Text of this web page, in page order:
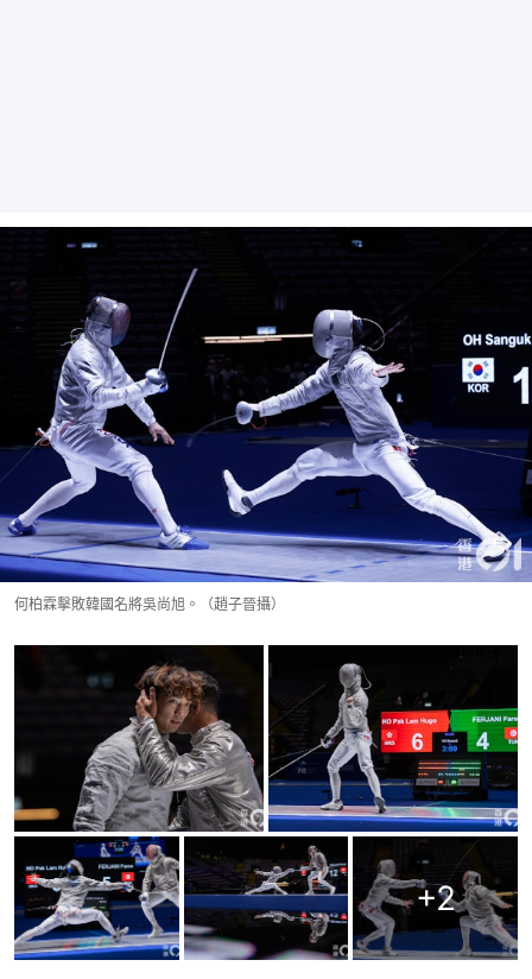
何柏霖擊敗韓國名將吳尚旭。（趙子晉攝）
+2